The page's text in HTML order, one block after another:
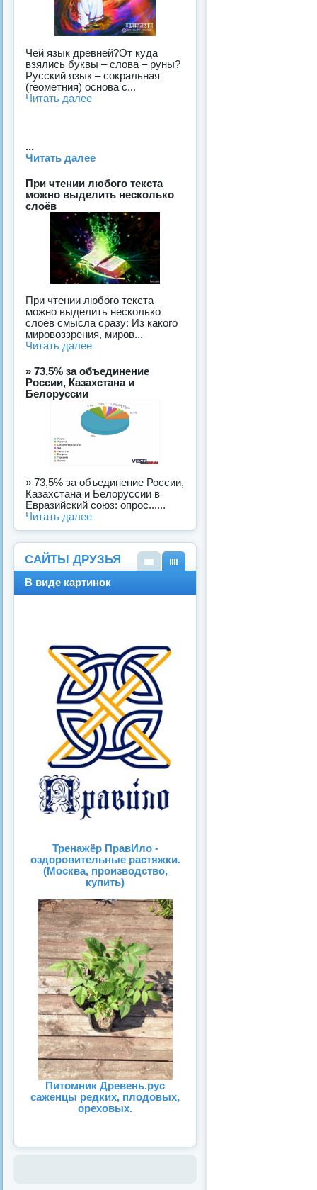
Чей язык древней?От куда
взялись буквы – слова – руны?
Русский язык – сокральная
(геометния) основа с...
Читать далее
...
Читать далее
При чтении любого текста
можно выделить несколько
слоёв
При чтении любого текста
можно выделить несколько
слоёв смысла сразу: Из какого
мировоззрения, миров...
Читать далее
» 73,5% за объединение
России, Казахстана и
Белоруссии
» 73,5% за объединение России,
Казахстана и Белоруссии в
Евразийский союз: опрос......
Читать далее
САЙТЫ ДРУЗЬЯ
В виде картинок
Тренажёр ПравИло -
оздоровительные растяжки.
(Москва, производство,
купить)
Питомник Древень.рус
саженцы редких, плодовых,
ореховых.